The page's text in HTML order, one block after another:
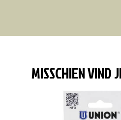
MISSCHIEN VIND